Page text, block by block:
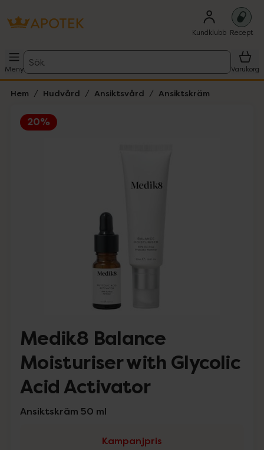
Kundklubb Recept
Meny
Sök
Varukorg
Hem Hudvård Ansiktsvård Ansiktskräm
20%
Medik8 Balance
Moisturiser with Glycolic
Acid Activator
Ansiktskräm 50 ml
Kampanjpris